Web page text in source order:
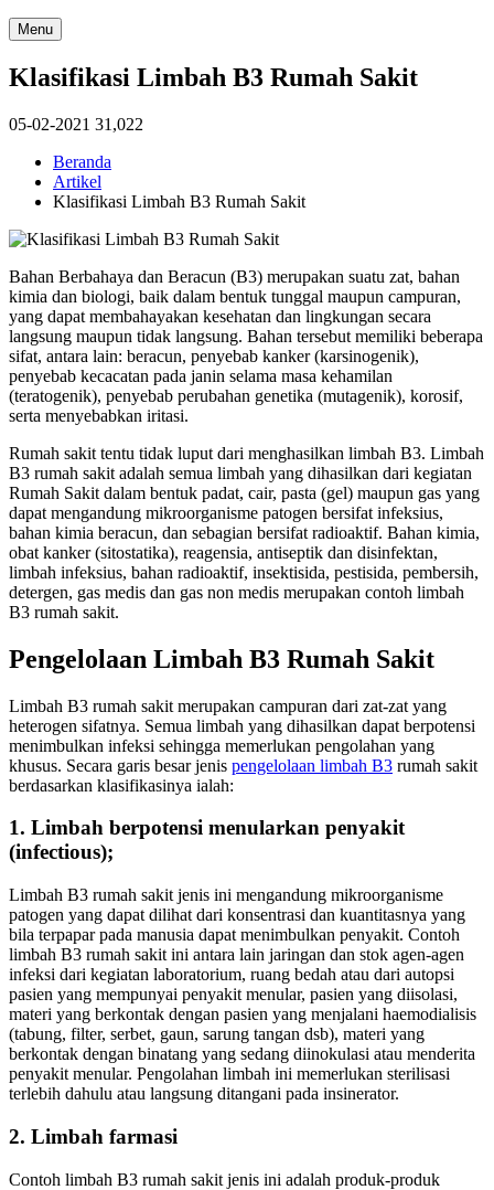
Menu
Klasifikasi Limbah B3 Rumah Sakit
05-02-2021 31,022
Beranda
Artikel
Klasifikasi Limbah B3 Rumah Sakit
Bahan Berbahaya dan Beracun (B3) merupakan suatu zat, bahan
kimia dan biologi, baik dalam bentuk tunggal maupun campuran,
yang dapat membahayakan kesehatan dan lingkungan secara
langsung maupun tidak langsung. Bahan tersebut memiliki beberapa
sifat, antara lain: beracun, penyebab kanker (karsinogenik),
penyebab kecacatan pada janin selama masa kehamilan
(teratogenik), penyebab perubahan genetika (mutagenik), korosif,
serta menyebabkan iritasi.
Rumah sakit tentu tidak luput dari menghasilkan limbah B3. Limbah
B3 rumah sakit adalah semua limbah yang dihasilkan dari kegiatan
Rumah Sakit dalam bentuk padat, cair, pasta (gel) maupun gas yang
dapat mengandung mikroorganisme patogen bersifat infeksius,
bahan kimia beracun, dan sebagian bersifat radioaktif. Bahan kimia,
obat kanker (sitostatika), reagensia, antiseptik dan disinfektan,
limbah infeksius, bahan radioaktif, insektisida, pestisida, pembersih,
detergen, gas medis dan gas non medis merupakan contoh limbah
B3 rumah sakit.
Pengelolaan Limbah B3 Rumah Sakit
Limbah B3 rumah sakit merupakan campuran dari zat-zat yang
heterogen sifatnya. Semua limbah yang dihasilkan dapat berpotensi
menimbulkan infeksi sehingga memerlukan pengolahan yang
khusus. Secara garis besar jenis pengelolaan limbah B3 rumah sakit
berdasarkan klasifikasinya ialah:
1. Limbah berpotensi menularkan penyakit
(infectious);
Limbah B3 rumah sakit jenis ini mengandung mikroorganisme
patogen yang dapat dilihat dari konsentrasi dan kuantitasnya yang
bila terpapar pada manusia dapat menimbulkan penyakit. Contoh
limbah B3 rumah sakit ini antara lain jaringan dan stok agen-agen
infeksi dari kegiatan laboratorium, ruang bedah atau dari autopsi
pasien yang mempunyai penyakit menular, pasien yang diisolasi,
materi yang berkontak dengan pasien yang menjalani haemodialisis
(tabung, filter, serbet, gaun, sarung tangan dsb), materi yang
berkontak dengan binatang yang sedang diinokulasi atau menderita
penyakit menular. Pengolahan limbah ini memerlukan sterilisasi
terlebih dahulu atau langsung ditangani pada insinerator.
2. Limbah farmasi
Contoh limbah B3 rumah sakit jenis ini adalah produk-produk